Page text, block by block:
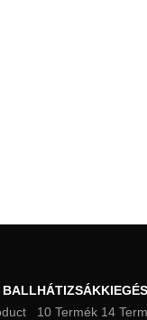
BALLHÁTIZSÁK
10 Termék 14